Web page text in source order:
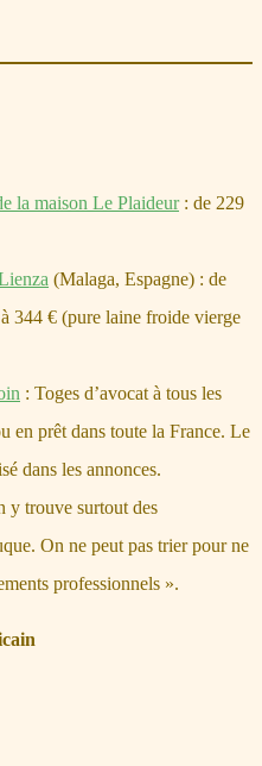
la maison Le Plaideur: de 229
(Malaga, Espagne) : de
344 € (pure laine froide vierge
: Toges d’avocat à tous les
en prêt dans toute la France. Le
dans les annonces.
y trouve surtout des
On ne peut pas trier pour ne
professionnels ».